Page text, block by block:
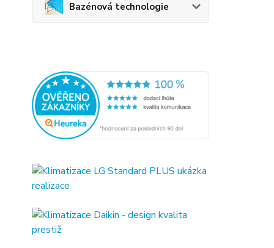
Bazénová technologie